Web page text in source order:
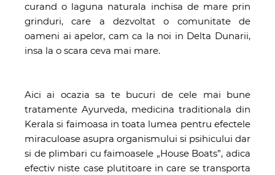
curand o laguna naturala inchisa de mare prin
grinduri, care a dezvoltat o comunitate de
oameni ai apelor, cam ca la noi in Delta Dunarii,
insa la o scara ceva mai mare.
Aici ai ocazia sa te bucuri de cele mai bune
tratamente Ayurveda, medicina traditionala din
Kerala si faimoasa in toata lumea pentru efectele
miraculoase asupra organismului si psihicului dar
si de plimbari cu faimoasele „House Boats”, adica
efectiv niste case plutitoare in care se transporta